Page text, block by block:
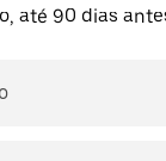
até 90 dias